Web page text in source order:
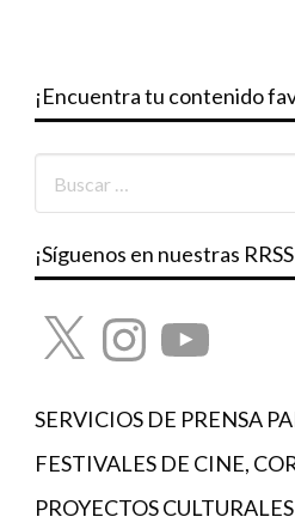
¡Encuentra tu contenido
¡Síguenos en nuestras
X InstagramYouTube
SERVICIOS DE PRENSA
FESTIVALES DE CINE,
PROYECTOS CULTURALES